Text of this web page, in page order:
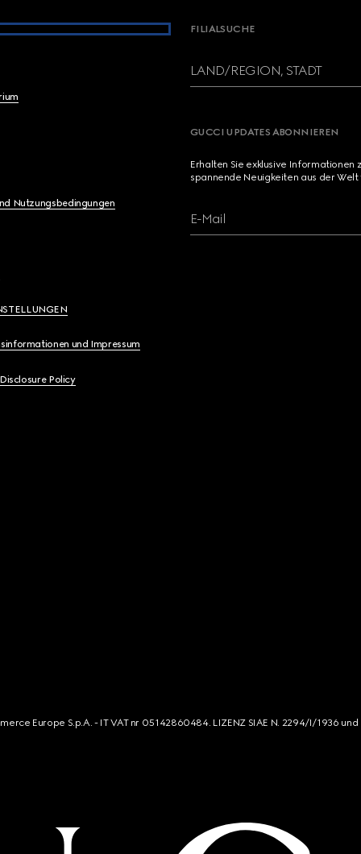
Nutzungsbedingungen
und Impressum
Policy
FILIALSUCHE
LAND/REGION, STADT
GUCCI UPDATES ABONNIEREN
Erhalten Sie exklusive
spannende Neuigkeiten aus der Welt
E-Mail
Europe S.p.A. - IT VAT nr 05142860484. LIZENZ SIAE N. 2294/I/1936